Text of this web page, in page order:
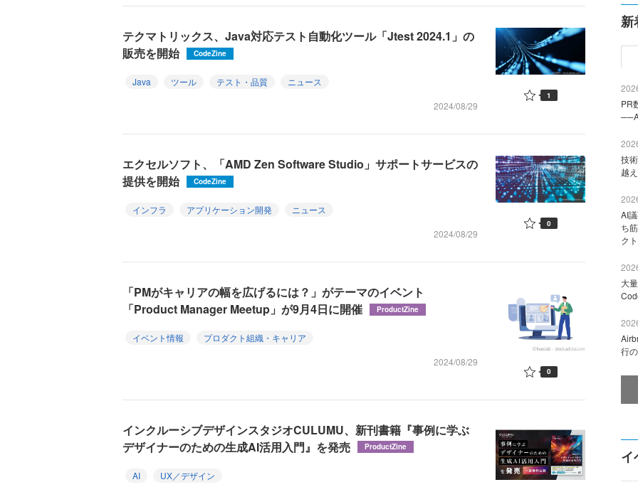
テクマトリックス、Java対応テスト自動化ツール「Jtest 2024.1」の
販売を開始
CodeZine
Java ツール テスト・品質
ニュース
2024/08/29
1
エクセルソフト、「AMD Zen Software Studio」サポートサービスの
提供を開始
CodeZine
インフラ アプリケーション開発
ニュース
2024/08/29
0
「PMがキャリアの幅を広げるには？」がテーマのイベント
「Product Manager Meetup」が9月4日に開催
ProductZine
イベント情報
プロダクト組織・キャリア
2024/08/29
0
インクルーシブデザインスタジオCULUMU、新刊書籍『事例に学ぶ
デザイナーのための生成AI活用入門』を発売
ProductZine
AI
UX／デザイン
新
PR
技
越
AI
ち
ク
大
行
イ